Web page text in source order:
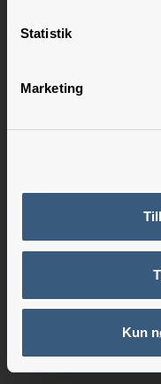
Statistik
Marketing
Kun